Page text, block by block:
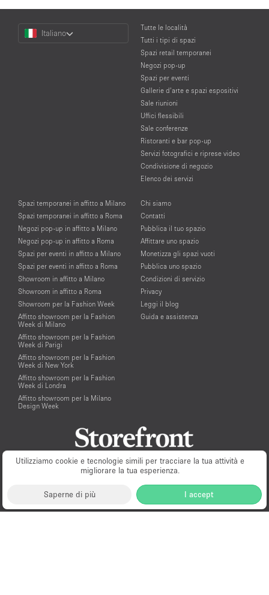
Utilizziamo cookie e tecnologie simili per tracciare la tua attività e
migliorare la tua esperienza.
Saperne di più I accept
Choose
Language
Italiano
Tutte le località
Tutti i tipi di spazi
Spazi retail temporanei
Negozi pop-up
Spazi per eventi
Gallerie d’arte e spazi espositivi
Sale riunioni
Uffici flessibili
Sale conferenze
Ristoranti e bar pop-up
Servizi fotografici e riprese video
Condivisione di negozio
Elenco dei servizi
Spazi temporanei in affitto a Milano
Spazi temporanei in affitto a Roma
Negozi pop-up in affitto a Milano
Negozi pop-up in affitto a Roma
Spazi per eventi in affitto a Milano
Spazi per eventi in affitto a Roma
Showroom in affitto a Milano
Showroom in affitto a Roma
Showroom per la Fashion Week
Affitto showroom per la Fashion
Week di Milano
Affitto showroom per la Fashion
Week di Parigi
Affitto showroom per la Fashion
Week di New York
Affitto showroom per la Fashion
Week di Londra
Affitto showroom per la Milano
Design Week
Chi siamo
Contatti
Pubblica il tuo spazio
Affittare uno spazio
Monetizza gli spazi vuoti
Pubblica uno spazio
Condizioni di servizio
Privacy
Leggi il blog
Guida e assistenza